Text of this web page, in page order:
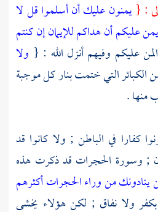
: {يمنون عليك أن أسلموا قل لا
عليكم أن هداكم للإيمان إن كنتم
عليكم وفيهم أنزل الله : { ولا
الكبائر التي ختمت بنار كل موجبة
منها .
كفارا في الباطن ; ولا كانوا قد
; وسورة الحجرات قد ذكرت هذه
ينادونك من وراء الحجرات أكثرهم
ولا نفاق ; لكن هؤلاء يخشى